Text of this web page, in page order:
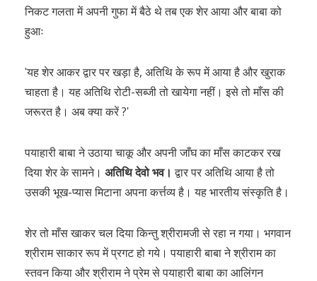
निकट गलता में अपनी गुफा में बैठे थे तब एक शेर आया और बाबा को
हुआः
ʹयह शेर आकर द्वार पर खड़ा है, अतिथि के रूप में आया है और खुराक
चाहता है। यह अतिथि रोटी-सब्जी तो खायेगा नहीं। इसे तो माँस की
जरूरत है। अब क्या करें ?ʹ
पयाहारी बाबा ने उठाया चाकू और अपनी जाँघ का माँस काटकर रख
दिया शेर के सामने। अतिथि देवो भव।द्वार पर अतिथि आया है तो
उसकी भूख-प्यास मिटाना अपना कर्त्तव्य है। यह भारतीय संस्कृति है।
शेर तो माँस खाकर चल दिया किन्तु श्रीरामजी से रहा न गया। भगवान
श्रीराम साकार रूप में प्रगट हो गये। पयाहारी बाबा ने श्रीराम का
स्तवन किया और श्रीराम ने प्रेम से पयाहारी बाबा का आलिंगन